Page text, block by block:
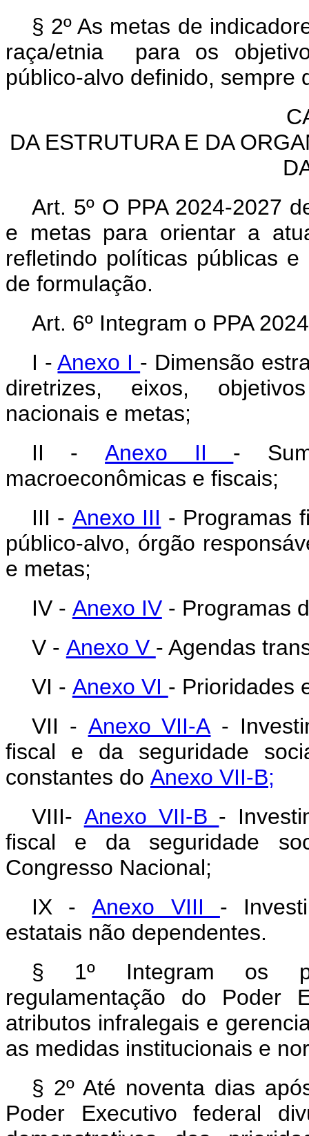
§ 2º As metas de
raça/etnia para os
público-alvo definido, sempre
DA ESTRUTURA E DA
Art. 5º O PPA 2024-2027
e metas para orientar a
refletindo políticas públicas
de formulação.
Art. 6º Integram o PPA
I -Anexo I - Dimensão
diretrizes, eixos,
nacionais e metas;
II -Anexo II -
macroeconômicas e fiscais;
III - Anexo III - Programas
público-alvo, órgão
e metas;
IV - Anexo IV- Programas
V - Anexo V - Agendas
VI - Anexo VI - Prioridades
VII - Anexo VII-A -
fiscal e da seguridade
constantes do Anexo VII-B;
VIII- Anexo VII-B -
fiscal e da seguridade
Congresso Nacional;
IX -Anexo VIII -
estatais não dependentes.
§ 1º Integram os
regulamentação do Poder
atributos infralegais e
as medidas institucionais e
§ 2º Até noventa dias
Poder Executivo federal